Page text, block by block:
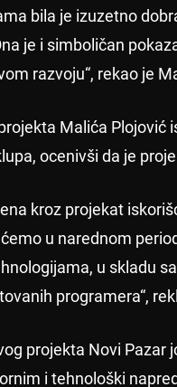
bila je izuzetno
je i simboličan
razvoju“, rekao je
Malića Plojović
ocenivši da je
kroz projekat
u narednom
u skladu
programera“,
projekta Novi
i tehnološki